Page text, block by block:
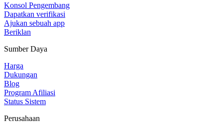
Konsol Pengembang
Dapatkan verifikasi
Ajukan sebuah app
Beriklan
Sumber Daya
Harga
Dukungan
Blog
Program Afiliasi
Status Sistem
Perusahaan